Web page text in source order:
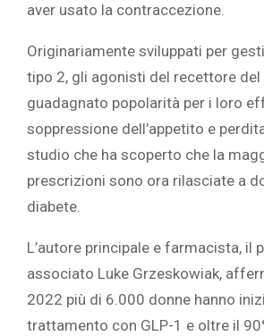
aver usato la contraccezione.
Originariamente sviluppati per
tipo 2, gli agonisti del recettore del
guadagnato popolarità per i loro
soppressione dell’appetito e
studio che ha scoperto che la
prescrizioni sono ora rilasciate a
diabete.
L’autore principale e farmacista, il
associato Luke Grzeskowiak,
2022 più di 6.000 donne hanno
trattamento con GLP-1 e oltre il